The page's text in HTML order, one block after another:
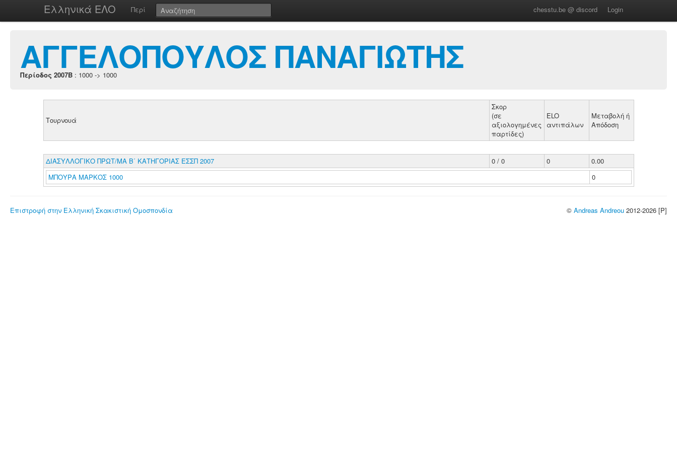
Ελληνικά ΕΛΟ Περί chesstu.be @ discord Login
ΑΓΓΕΛΟΠΟΥΛΟΣ ΠΑΝΑΓΙΩΤΗΣ
Περίοδος 2007B : 1000 -> 1000
Τουρνουά
Σκορ
(σε
αξιολογημένες
παρτίδες)
ELO
αντιπάλων
Μεταβολή ή
Απόδοση
ΔΙΑΣΥΛΛΟΓΙΚΟ ΠΡΩΤ/ΜΑ Β΄ ΚΑΤΗΓΟΡΙΑΣ ΕΣΣΠ 2007 0 / 0 0
0.00
ΜΠΟΥΡΑ ΜΑΡΚΟΣ 1000
0
Επιστροφή στην Ελληνική Σκακιστική Ομοσπονδία © Andreas Andreou 2012-2026 [P]